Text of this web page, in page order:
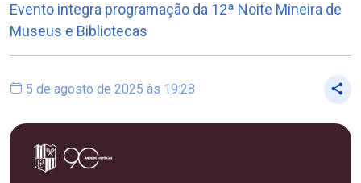
Evento integra programação da 12ª Noite Mineira de
Museus e Bibliotecas
5 de agosto de 2025 às 19:28